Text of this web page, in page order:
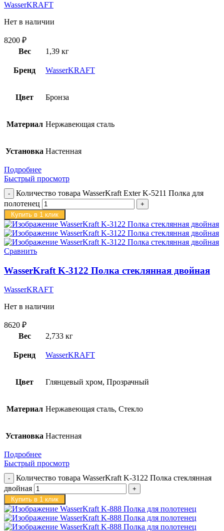
WasserKRAFT
Нет в наличии
8200 ₽
Вес
1,39 кг
Бренд WasserKRAFT
Цвет Бронза
Материал Нержавеющая сталь
Установка Настенная
Подробнее
Быстрый просмотр
Количество товара WasserKraft Exter K-5211 Полка для
полотенец
Купить в 1 клик
Сравнить
WasserKraft K-3122 Полка стеклянная двойная
WasserKRAFT
Нет в наличии
8620 ₽
Вес
2,733 кг
Бренд WasserKRAFT
Цвет Глянцевый хром, Прозрачный
Материал Нержавеющая сталь, Стекло
Установка Настенная
Подробнее
Быстрый просмотр
Количество товара WasserKraft K-3122 Полка стеклянная
двойная
Купить в 1 клик